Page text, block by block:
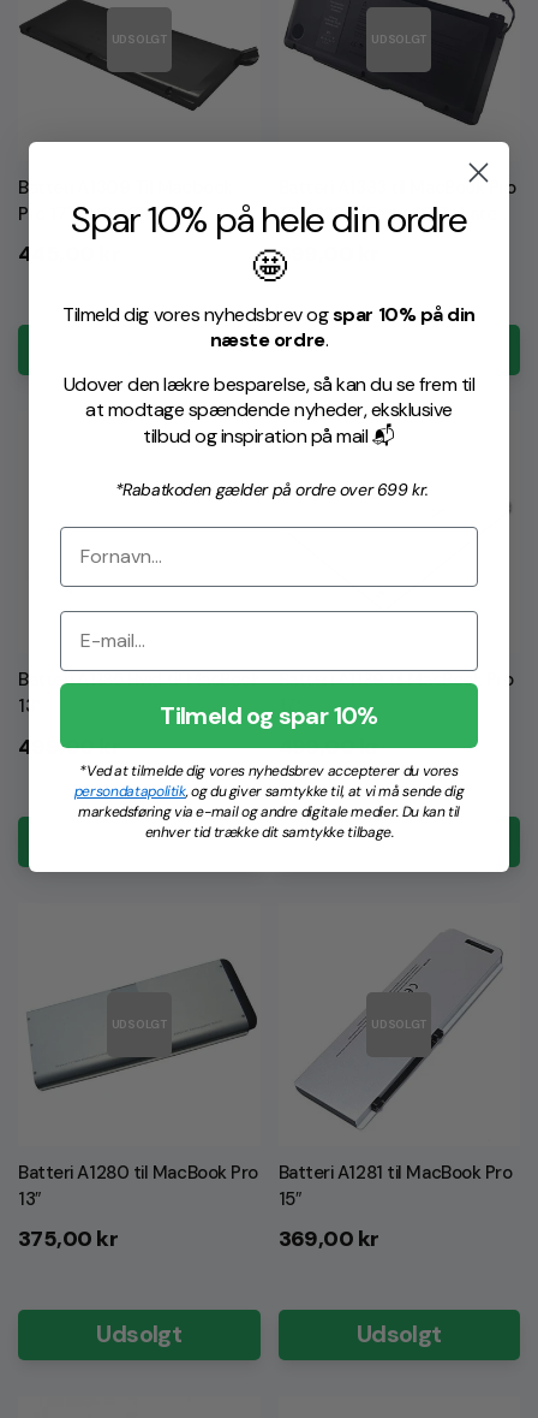
UDSOLGT
Batteri A1309 Til Macbook
Pro 17" (INCL GRATIS
VÆRKTØJ!)
Normalpris
445,00 kr
UDSOLGT
Batteri A1383 til MacBook Pro
17" A1297 (Early 2011- Late
2011) (INCL GRATIS
VÆRKTØJ!)
Normalpris
399,00 kr
UDSOLGT
Batteri A1185 Hvid til MacBook
13″
Normalpris
499,00 kr
Udsolgt
UDSOLGT
Batteri A1189 til MacBook Pro
17″
Normalpris
499,00 kr
Udsolgt
UDSOLGT
Batteri A1280 til MacBook Pro
13″
Normalpris
375,00 kr
Udsolgt
UDSOLGT
Batteri A1281 til MacBook Pro
15″
Normalpris
369,00 kr
Udsolgt
Spar 10% på hele din ordre
🤩
Tilmeld dig vores nyhedsbrev ogspar 10% på din
næste ordre.
Udover den lækre besparelse, så kan du se frem til
at modtage spændende nyheder, eksklusive
tilbud og inspiration på mail 📬
*Rabatkoden gælder på ordre over 699 kr.
Tilmeld og spar 10%
*Ved at tilmelde dig vores nyhedsbrev accepterer du vores
persondatapolitik, og du giver samtykke til, at vi må sende dig
markedsføring via e-mail og andre digitale medier. Du kan til
enhver tid trække dit samtykke tilbage.